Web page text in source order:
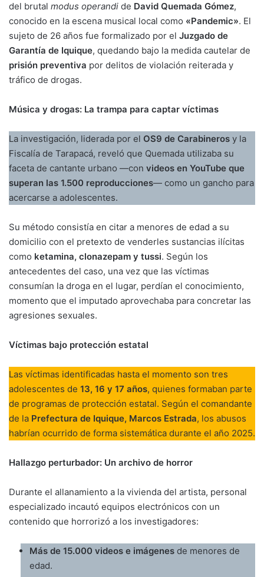
del brutal modus operandi de David Quemada Gómez,
conocido en la escena musical local como «Pandemic». El
sujeto de 26 años fue formalizado por el Juzgado de
Garantía de Iquique, quedando bajo la medida cautelar de
prisión preventiva por delitos de violación reiterada y
tráfico de drogas.
Música y drogas: La trampa para captar víctimas
La investigación, liderada por el OS9 de Carabineros y la
Fiscalía de Tarapacá, reveló que Quemada utilizaba su
faceta de cantante urbano —con videos en YouTube que
superan las 1.500 reproducciones— como un gancho para
acercarse a adolescentes.
Su método consistía en citar a menores de edad a su
domicilio con el pretexto de venderles sustancias ilícitas
como ketamina, clonazepam y tussi. Según los
antecedentes del caso, una vez que las víctimas
consumían la droga en el lugar, perdían el conocimiento,
momento que el imputado aprovechaba para concretar las
agresiones sexuales.
Víctimas bajo protección estatal
Las víctimas identificadas hasta el momento son tres
adolescentes de 13, 16 y 17 años, quienes formaban parte
de programas de protección estatal. Según el comandante
de la Prefectura de Iquique, Marcos Estrada, los abusos
habrían ocurrido de forma sistemática durante el año 2025.
Hallazgo perturbador: Un archivo de horror
Durante el allanamiento a la vivienda del artista, personal
especializado incautó equipos electrónicos con un
contenido que horrorizó a los investigadores:
Más de 15.000 videos e imágenes de menores de
edad.